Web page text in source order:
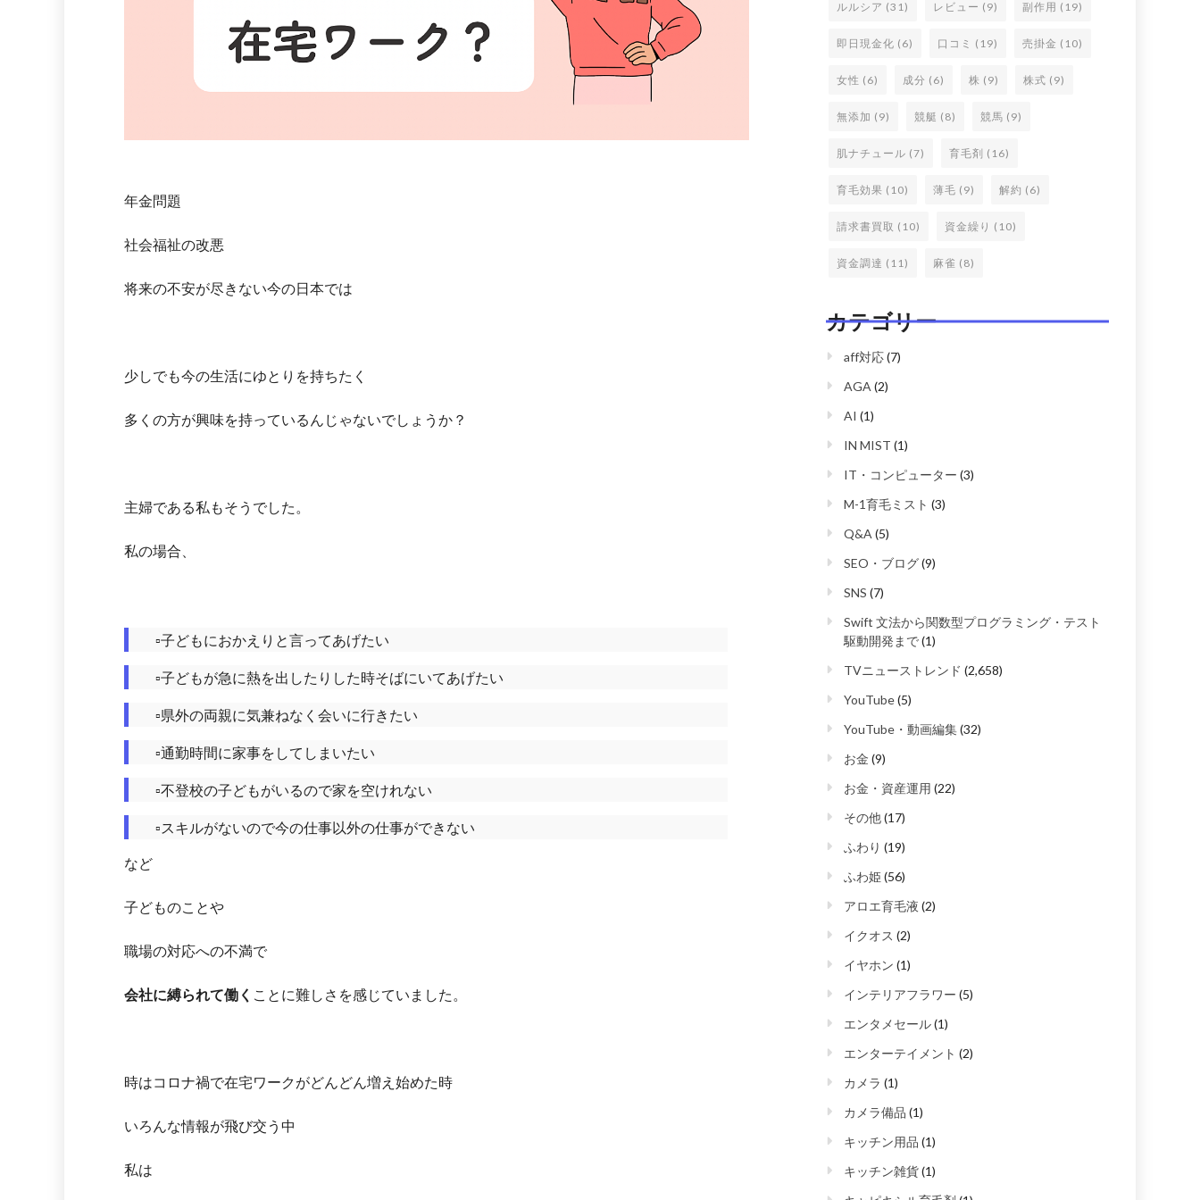
年金問題
社会福祉の改悪
将来の不安が尽きない今の日本では
少しでも今の生活にゆとりを持ちたく
多くの方が興味を持っているんじゃないでしょうか？
主婦である私もそうでした。
私の場合、
▫️子どもにおかえりと言ってあげたい
▫️子どもが急に熱を出したりした時そばにいてあげたい
▫️県外の両親に気兼ねなく会いに行きたい
▫️通勤時間に家事をしてしまいたい
▫️不登校の子どもがいるので家を空けれない
▫️スキルがないので今の仕事以外の仕事ができない
など
子どものことや
職場の対応への不満で
会社に縛られて働く ことに難しさを感じていました。
時はコロナ禍で在宅ワークがどんどん増え始めた時
いろんな情報が飛び交う中
私は
ルルシア (31) レビュー (9) 副作用 (19)
即日現金化 (6) 口コミ (19) 売掛金 (10)
女性 (6) 成分 (6) 株 (9) 株式 (9)
無添加 (9) 競艇 (8) 競馬 (9)
肌ナチュール (7) 育毛剤 (16)
育毛効果 (10) 薄毛 (9) 解約 (6)
請求書買取 (10) 資金繰り (10)
資金調達 (11) 麻雀 (8)
カテゴリー
aff対応(7)
AGA (2)
AI (1)
IN MIST (1)
IT・コンピューター (3)
M-1育毛ミスト (3)
Q&A (5)
SEO・ブログ(9)
SNS (7)
Swift 文法から関数型プログラミング・テスト
駆動開発まで(1)
TVニューストレンド (2,658)
YouTube(5)
YouTube・動画編集(32)
お金 (9)
お金・資産運用 (22)
その他(17)
ふわり (19)
ふわ姫 (56)
アロエ育毛液 (2)
イクオス (2)
イヤホン (1)
インテリアフラワー (5)
エンタメセール(1)
エンターテイメント (2)
カメラ (1)
カメラ備品 (1)
キッチン用品 (1)
キッチン雑貨(1)